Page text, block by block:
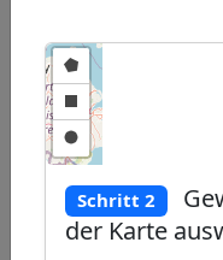
Beliebte
Schritt 2
der Karte